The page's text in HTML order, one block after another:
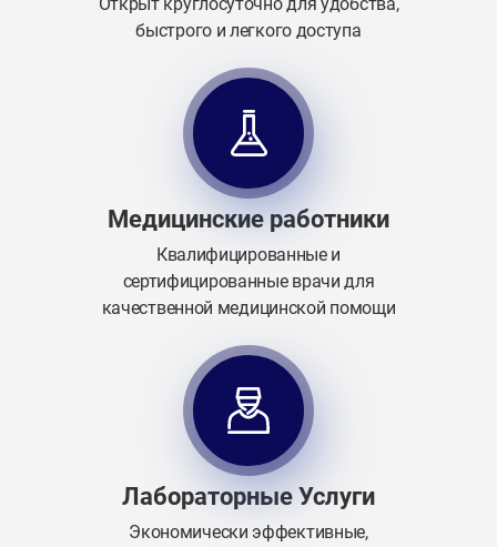
быстрого и легкого доступа
Медицинские работники
Квалифицированные и
сертифицированные врачи для
качественной медицинской помощи
Лабораторные Услуги
Экономически эффективные,